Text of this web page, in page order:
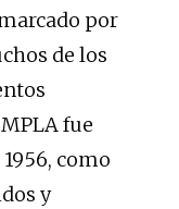
por
de los
fue
como
y